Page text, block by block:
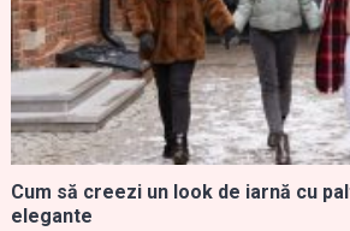
Cum să creezi un look de iarnă cu
elegante